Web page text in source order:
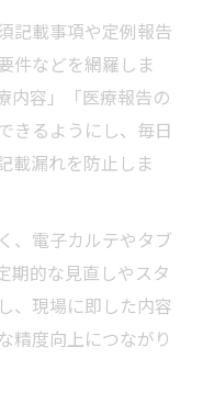
記載事項や定例報告
件などを網羅しま
内容」「医療報告の
きるようにし、毎日
載漏れを防止しま
、電子カルテやタブ
期的な見直しやスタ
、現場に即した内容
精度向上につながり